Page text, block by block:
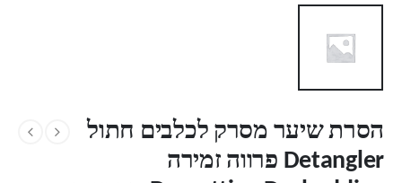
הסרת שיער מסרק לכלבים חתול
Detangler פרווה זמירה